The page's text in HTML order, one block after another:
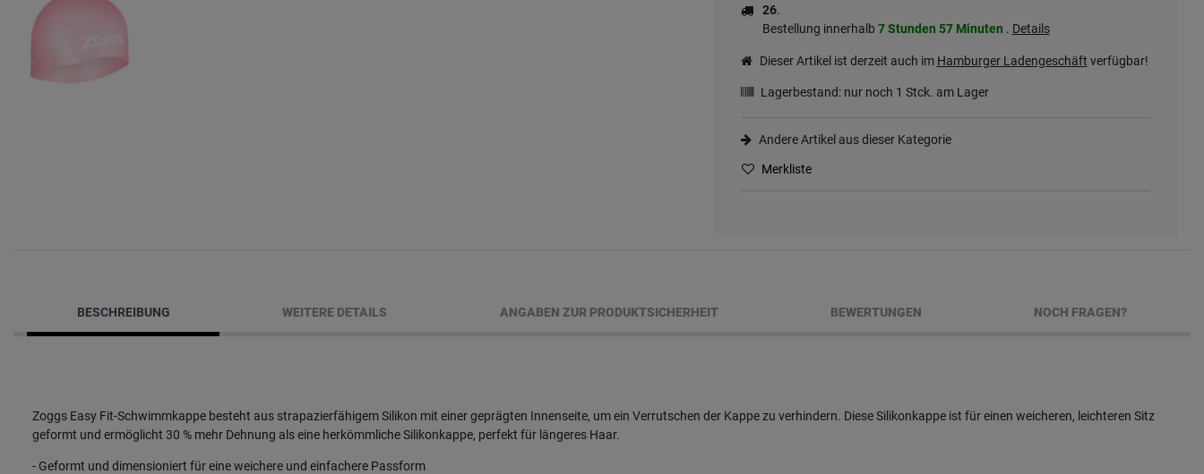
26.
Bestellung innerhalb 7 Stunden 57 Minuten . Details
Dieser Artikel ist derzeit auch im Hamburger Ladengeschäft verfügbar!
Lagerbestand: nur noch 1 Stck. am Lager
Andere Artikel aus dieser Kategorie
Merkliste
BESCHREIBUNG WEITERE DETAILS ANGABEN ZUR PRODUKTSICHERHEIT BEWERTUNGEN NOCH FRAGEN?
Zoggs Easy Fit-Schwimmkappe besteht aus strapazierfähigem Silikon mit einer geprägten Innenseite, um ein Verrutschen der Kappe zu verhindern. Diese Silikonkappe ist für einen weicheren, leichteren Sitz
geformt und ermöglicht 30 % mehr Dehnung als eine herkömmliche Silikonkappe, perfekt für längeres Haar.
- Geformt und dimensioniert für eine weichere und einfachere Passform